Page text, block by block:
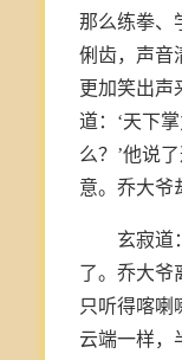
那么练拳、
俐齿，声音
更加笑出声
道：‘天下
么？’他说
意。乔大
玄寂道
了。乔大爷
只听得喀喇
云端一样，